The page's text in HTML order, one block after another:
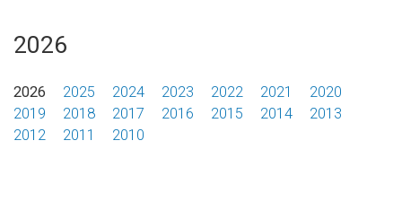
2026
2026 2025 2024 2023 2022 2021
2020
2019
2018 2017 2016 2015 2014
2013
2012
2011 2010